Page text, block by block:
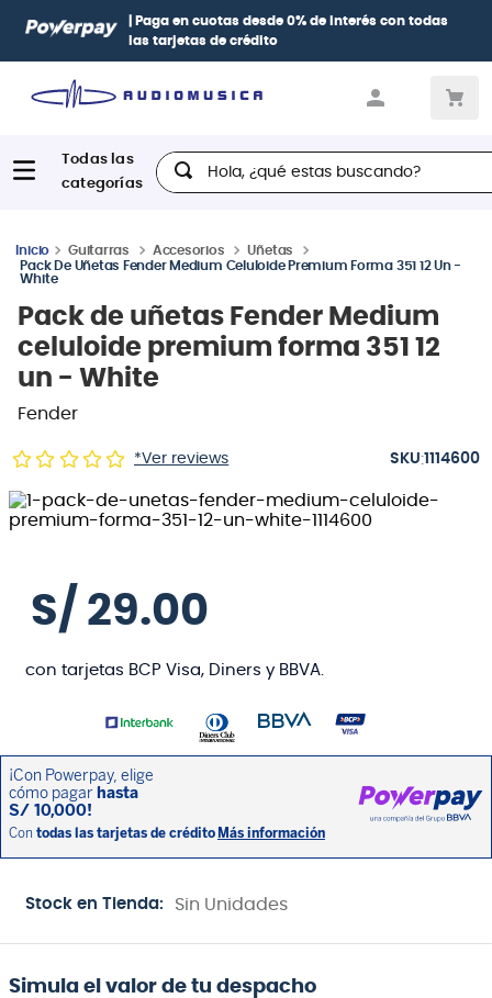
| Paga en cuotas desde 0% de interés con todas
las tarjetas de crédito
Hola, ¿qué estas buscando?
Guitarras Accesorios
Uñetas
Pack De Uñetas Fender Medium Celuloide Premium Forma 351 12 Un -
White
Pack de uñetas Fender Medium
celuloide premium forma 351 12
un - White
Fender
*Ver reviews :1114600
S/ 29.00
con tarjetas BCP Visa, Diners y BBVA.
Stock en Tienda: Sin Unidades
Simula el valor de tu despacho